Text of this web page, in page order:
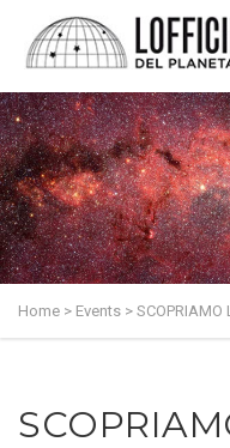
Home > Events > SCOPRIAMO